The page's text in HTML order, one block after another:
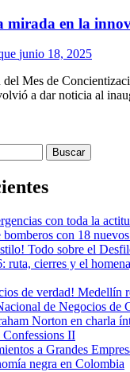
mirada en la
junio 18, 2025
Mes de
a dar noticia al
con toda la
bomberos con 18
Todo sobre el
ruta, cierres y el
de verdad! Medellín
de Negocios de
Norton en charla
Confessions II
a Grandes
negra en Colombia